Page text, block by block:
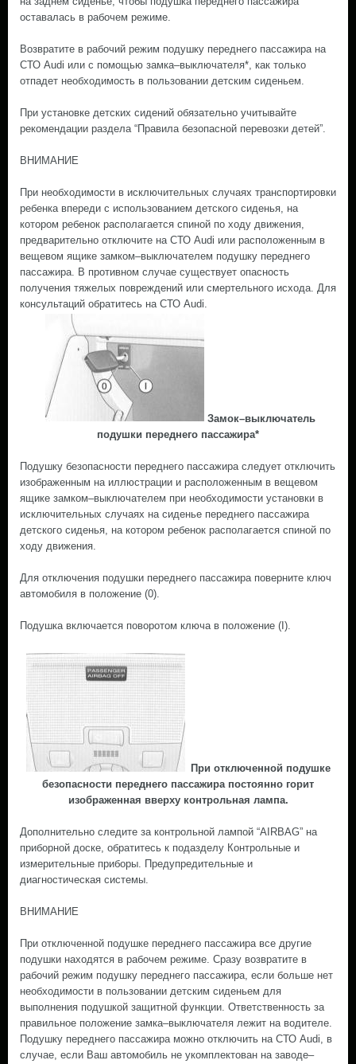
оставалась в рабочем режиме.
Возвратите в рабочий режим подушку переднего пассажира на
СТО Audi или с помощью замка–выключателя*, как только
отпадет необходимость в пользовании детским сиденьем.
При установке детских сидений обязательно учитывайте
рекомендации раздела “Правила безопасной перевозки детей”.
ВНИМАНИЕ
При необходимости в исключительных случаях транспортировки
ребенка впереди с использованием детского сиденья, на
котором ребенок располагается спиной по ходу движения,
предварительно отключите на СТО Audi или расположенным в
вещевом ящике замком–выключателем подушку переднего
пассажира. В противном случае существует опасность
получения тяжелых повреждений или смертельного исхода. Для
консультаций обратитесь на СТО Audi.
Замок–выключатель
подушки переднего пассажира*
Подушку безопасности переднего пассажира следует отключить
изображенным на иллюстрации и расположенным в вещевом
ящике замком–выключателем при необходимости установки в
исключительных случаях на сиденье переднего пассажира
детского сиденья, на котором ребенок располагается спиной по
ходу движения.
Для отключения подушки переднего пассажира поверните ключ
автомобиля в положение (0).
Подушка включается поворотом ключа в положение (I).
При отключенной подушке
безопасности переднего пассажира постоянно горит
изображенная вверху контрольная лампа.
Дополнительно следите за контрольной лампой “AIRBAG” на
приборной доске, обратитесь к подазделу Контрольные и
измерительные приборы. Предупредительные и
диагностическая системы.
ВНИМАНИЕ
При отключенной подушке переднего пассажира все другие
подушки находятся в рабочем режиме. Сразу возвратите в
рабочий режим подушку переднего пассажира, если больше нет
необходимости в пользовании детским сиденьем для
выполнения подушкой защитной функции. Ответственность за
правильное положение замка–выключателя лежит на водителе.
Подушку переднего пассажира можно отключить на СТО Audi, в
случае, если Ваш автомобиль не укомплектован на заводе–